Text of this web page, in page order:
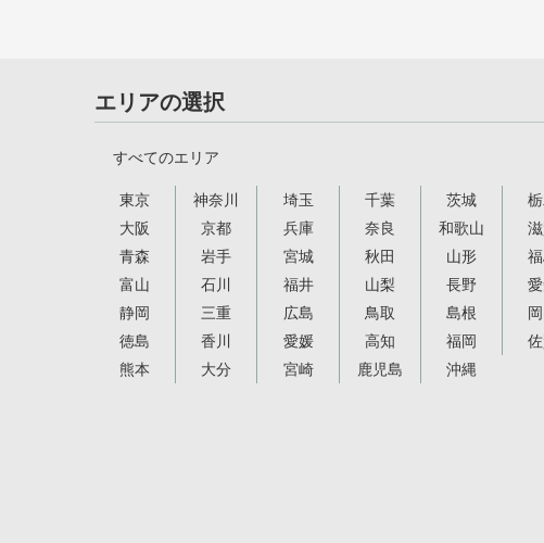
エリアの選択
すべてのエリア
東京 神奈川 埼玉 千葉 茨城
大阪
京都 兵庫 奈良 和歌山
青森
岩手 宮城 秋田 山形
富山
石川 福井 山梨 長野
静岡
三重 広島 鳥取 島根
徳島
香川 愛媛 高知 福岡
熊本
大分 宮崎 鹿児島 沖縄